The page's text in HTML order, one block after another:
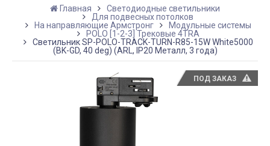
Главная
Светодиодные светильники
Для подвесных потолков
На направляющие Армстронг
Модульные системы
POLO [1-2-3] Трековые 4TRA
Светильник SP-POLO-TRACK-TURN-R85-15W White5000
(BK-GD, 40 deg) (ARL, IP20 Металл, 3 года)
ПОД ЗАКАЗ